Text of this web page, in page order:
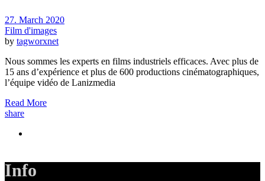
27. March 2020
Film d'images
by tagworxnet
Nous sommes les experts en films industriels efficaces. Avec plus de
15 ans d’expérience et plus de 600 productions cinématographiques,
l’équipe vidéo de Lanizmedia
Read More
share
Info